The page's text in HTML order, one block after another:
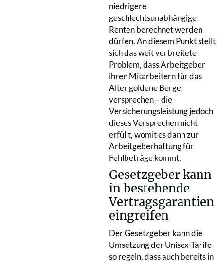
niedrigere
geschlechtsunabhängige
Renten berechnet werden
dürfen. An diesem Punkt stellt
sich das weit verbreitete
Problem, dass Arbeitgeber
ihren Mitarbeitern für das
Alter goldene Berge
versprechen – die
Versicherungsleistung jedoch
dieses Versprechen nicht
erfüllt, womit es dann zur
Arbeitgeberhaftung für
Fehlbeträge kommt.
Gesetzgeber kann
in bestehende
Vertragsgarantien
eingreifen
Der Gesetzgeber kann die
Umsetzung der Unisex-Tarife
so regeln, dass auch bereits in